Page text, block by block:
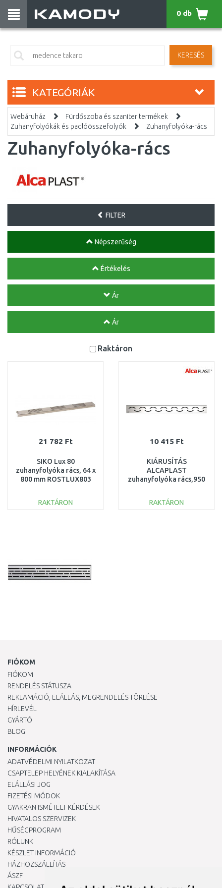
KERESÉS
0 db
KATEGÓRIÁK
Webáruház
Fürdőszoba és szaniter termékek
Zuhanyfolyókák és padlóösszefolyók
Zuhanyfolyóka-rács
Zuhanyfolyóka-rács
FILTER
Népszerűség
Értékelés
Ár
Ár
Raktáron
21 782 Ft
SIKO Lux 80
zuhanyfolyóka rács, 64 x
800 mm ROSTLUX803
RAKTÁRON
10 415 Ft
KIÁRUSÍTÁS
ALCAPLAST
zuhanyfolyóka rács,950
fényes SMILE-950L
KICSOMAGOLT
RAKTÁRON
FIÓKOM
FIÓKOM
RENDELÉS STÁTUSZA
REKLAMÁCIÓ, ELÁLLÁS, MEGRENDELÉS TÖRLÉSE
HÍRLEVÉL
GYÁRTÓ
BLOG
INFORMÁCIÓK
ADATVÉDELMI NYILATKOZAT
CSAPTELEP HELYÉNEK KIALAKÍTÁSA
ELÁLLÁSI JOG
FIZETÉSI MÓDOK
GYAKRAN ISMÉTELT KÉRDÉSEK
HIVATALOS SZERVIZEK
HŰSÉGPROGRAM
RÓLUNK
KÉSZLET INFORMÁCIÓ
HÁZHOZSZÁLLÍTÁS
ÁSZF